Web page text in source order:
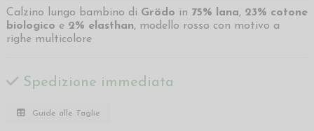
Calzino lungo bambino di Grödo in 75% lana, 23% cotone
biologico e 2% elasthan, modello rosso con motivo a
righe multicolore
Spedizione immediata
Guide alle Taglie